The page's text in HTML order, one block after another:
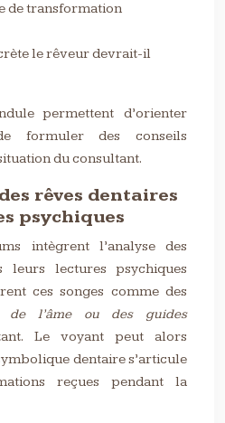
de transformation
le rêveur devrait-il
permettent d’orienter
formuler des conseils
du consultant.
rêves dentaires
psychiques
intègrent l’analyse des
leurs lectures psychiques
ces songes comme des
de l’âme ou des guides
Le voyant peut alors
dentaire s’articule
reçues pendant la